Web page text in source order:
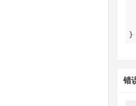
}
错